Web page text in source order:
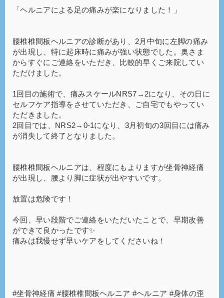
「ヘルニアによる足の痛みが楽になりました！」
腰椎椎間板ヘルニアの診断があり、2月中旬に左脚の痛み
が出現し、特に起床時に痛みが強い状態でした。奥さま
からすぐにご連絡をいただき、比較的早くご来院してい
ただけました。
1回目の施術で、痛みスケールNRS7→2になり、その日に
セルフケア指導をさせていただき、ご自宅でもやってい
ただきました。
2回目では、NRS2→0-1になり、3月初旬の3回目には痛み
が消失して終了となりました。
腰椎椎間板ヘルニアは、程度にもよりますが坐骨神経痛
が出現し、腰より脚に症状が出やすいです。
放置は危険です！
今回、早い段階でご連絡をいただいたことで、早期改善
ができて良かったです✨
痛みは我慢せず早いケアをしてくださいね！
#坐骨神経痛 #腰椎椎間板ヘルニア #ヘルニア #身体の歪